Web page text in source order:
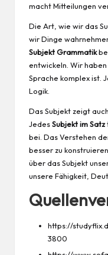
macht Mitteilungen
Die Art, wie wir das
wir Dinge
Subjekt Grammatik
entwickeln. Wir
Sprache komplex ist.
Logik.
Das Subjekt zeigt
JedesSubjekt im Satz
bei. Das Verstehen
besser zu
über das Subjekt
unsere Fähigkeit,
https://
3800